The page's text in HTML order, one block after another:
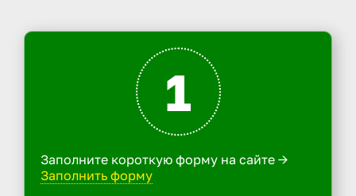
1
Заполните короткую форму на сайте ->
Заполнить форму